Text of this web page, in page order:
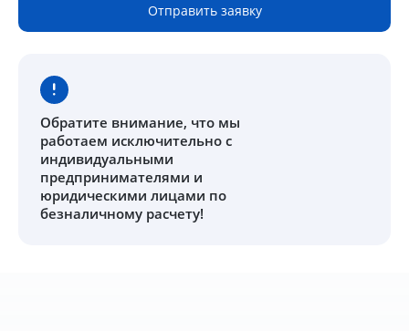
Отправить заявку
Обратите внимание, что мы
работаем исключительно с
индивидуальными
предпринимателями и
юридическими лицами по
безналичному расчету!